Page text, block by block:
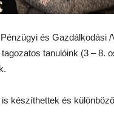
és Gazdálkodási
tanulóink (3 – 8.
készíthettek és